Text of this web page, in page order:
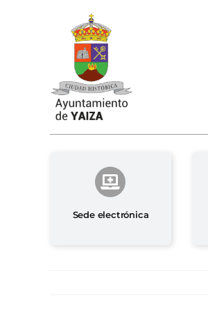
Sede electrónica